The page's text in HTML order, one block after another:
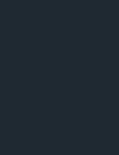
geöffnet